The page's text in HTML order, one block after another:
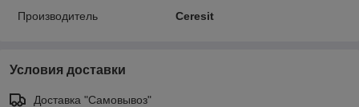
Производитель Ceresit
Условия доставки
Доставка "Самовывоз"